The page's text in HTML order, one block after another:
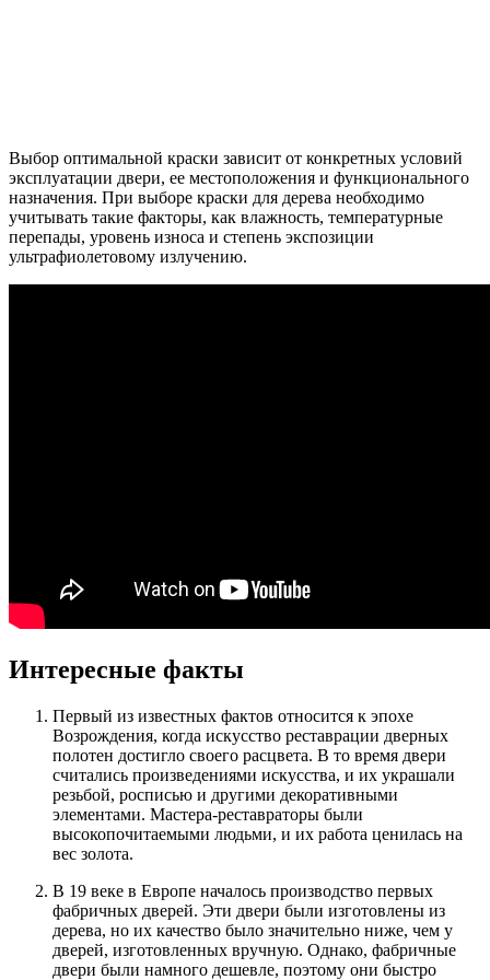
Выбор оптимальной краски зависит от конкретных условий
эксплуатации двери, ее местоположения и функционального
назначения. При выборе краски для дерева необходимо
учитывать такие факторы, как влажность, температурные
перепады, уровень износа и степень экспозиции
ультрафиолетовому излучению.
Интересные факты
Первый из известных фактов относится к эпохе
Возрождения, когда искусство реставрации дверных
полотен достигло своего расцвета. В то время двери
считались произведениями искусства, и их украшали
резьбой, росписью и другими декоративными
элементами. Мастера-реставраторы были
высокопочитаемыми людьми, и их работа ценилась на
вес золота.
В 19 веке в Европе началось производство первых
фабричных дверей. Эти двери были изготовлены из
дерева, но их качество было значительно ниже, чем у
дверей, изготовленных вручную. Однако, фабричные
двери были намного дешевле, поэтому они быстро